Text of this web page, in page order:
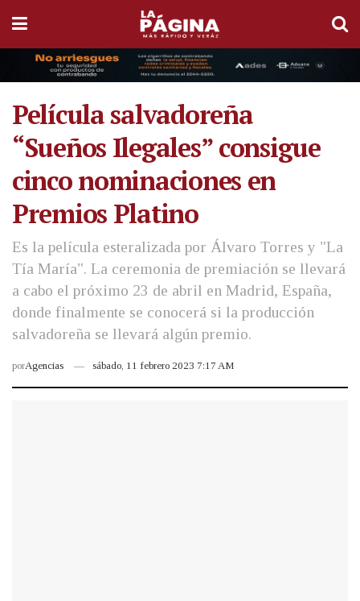
Película salvadoreña
“Sueños Ilegales” consigue
cinco nominaciones en
Premios Platino
Es la película esteralizada por Álvaro Torres y "La
Tía María". La ceremonia de premiación se llevará
a cabo el próximo 23 de abril en Madrid, España,
donde finalmente se conocerá si la producción
salvadoreña se llevará algún premio.
porAgencias sábado, 11 febrero 2023 7:17 AM